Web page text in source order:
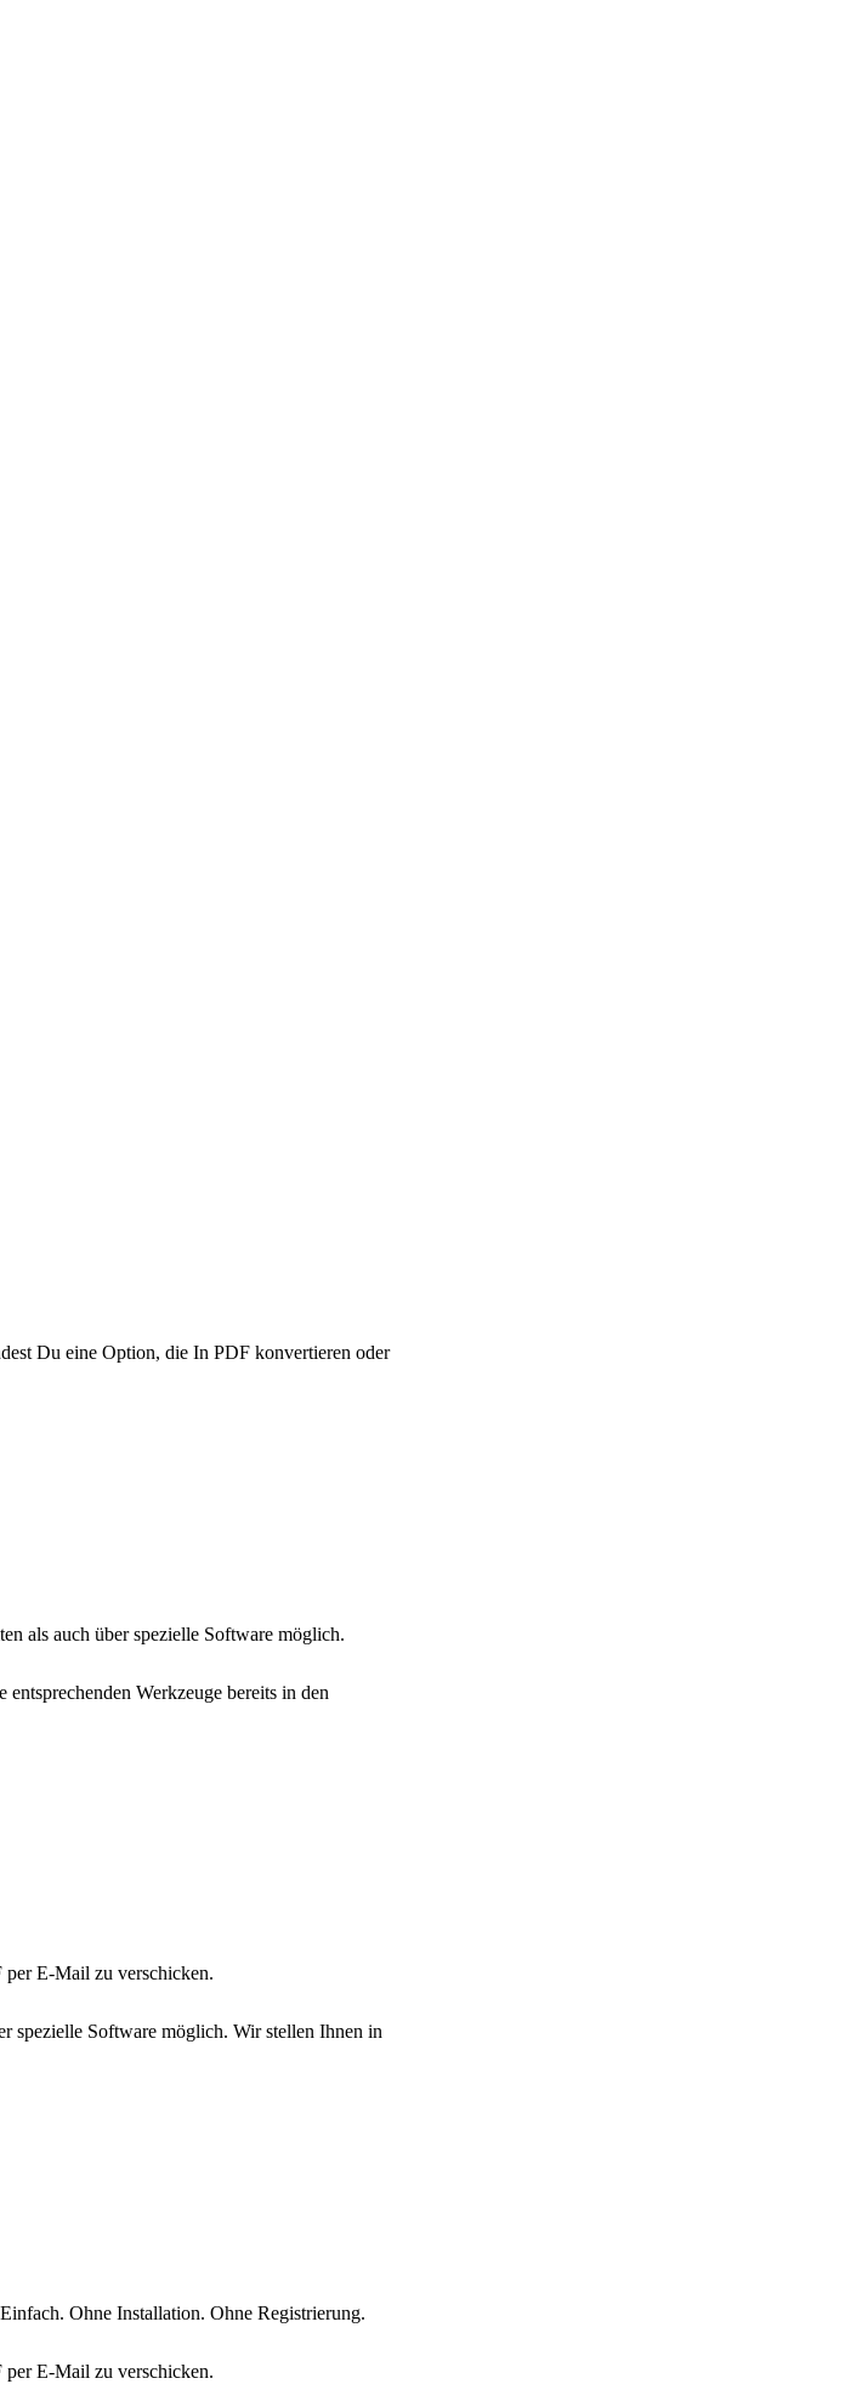
Du eine Option, die In PDF konvertieren oder
als auch über spezielle Software möglich.
Werkzeuge bereits in den
E-Mail zu verschicken.
spezielle Software möglich. Wir stellen Ihnen in
Ohne Installation. Ohne Registrierung.
E-Mail zu verschicken.